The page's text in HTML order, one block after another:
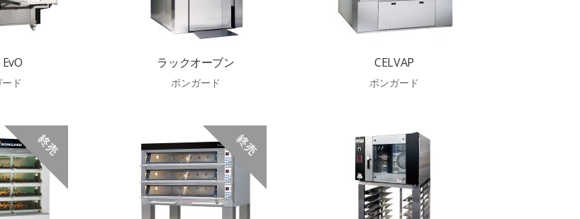
ド
ラックオーブン
ボンガード
CELVAP
ボンガード